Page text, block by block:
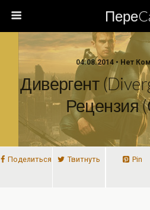
04.08.2014 • Нет
Дивергент
Рецензия
Поделиться Твитнуть Pin